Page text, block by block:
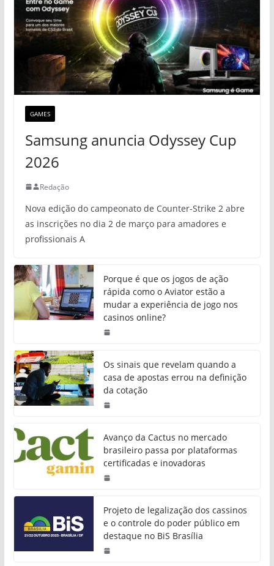
GAMES
Samsung anuncia Odyssey Cup
2026
Redação
Nova edição do campeonato de Counter-Strike 2 abre
as inscrições no dia 2 de março para amadores e
profissionais A
Porque é que os jogos de ação
rápida como o Aviator estão a
mudar a experiência de jogo nos
casinos online?
Os sinais que revelam quando a
casa de apostas errou na definição
da cotação
Avanço da Cactus no mercado
brasileiro passa por plataformas
certificadas e inovadoras
Projeto de legalização dos cassinos
e o controle do poder público em
destaque no BiS Brasília